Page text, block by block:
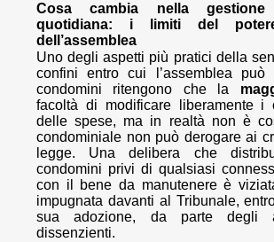
Cosa cambia nella gestione
quotidiana: i limiti del
dell’assemblea
Uno degli aspetti più pratici della
confini entro cui l’assemblea può
condomini ritengono che la
facoltà di modificare liberamente i
delle spese, ma in realtà non è
condominiale non può derogare ai
legge. Una delibera che
condomini privi di qualsiasi
con il bene da manutenere è
impugnata davanti al Tribunale,
sua adozione, da parte degli
dissenzienti.